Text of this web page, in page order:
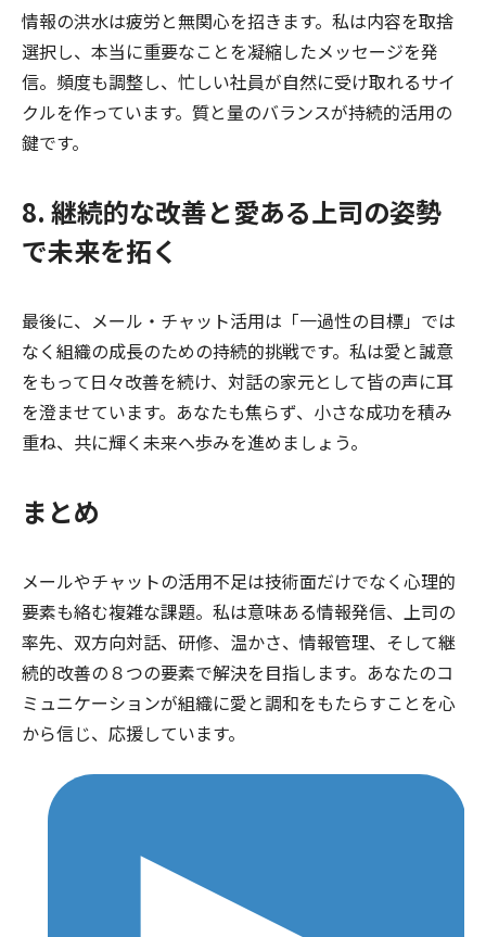
情報の洪水は疲労と無関心を招きます。私は内容を取捨
選択し、本当に重要なことを凝縮したメッセージを発
信。頻度も調整し、忙しい社員が自然に受け取れるサイ
クルを作っています。質と量のバランスが持続的活用の
鍵です。
8. 継続的な改善と愛ある上司の姿勢
で未来を拓く
最後に、メール・チャット活用は「一過性の目標」では
なく組織の成長のための持続的挑戦です。私は愛と誠意
をもって日々改善を続け、対話の家元として皆の声に耳
を澄ませています。あなたも焦らず、小さな成功を積み
重ね、共に輝く未来へ歩みを進めましょう。
まとめ
メールやチャットの活用不足は技術面だけでなく心理的
要素も絡む複雑な課題。私は意味ある情報発信、上司の
率先、双方向対話、研修、温かさ、情報管理、そして継
続的改善の８つの要素で解決を目指します。あなたのコ
ミュニケーションが組織に愛と調和をもたらすことを心
から信じ、応援しています。